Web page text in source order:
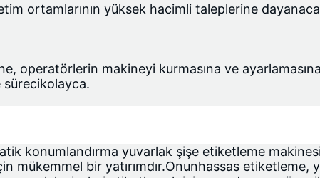
ortamlarının yüksek hacimli taleplerine
operatörlerin makineyi kurmasına ve
sürecikolayca.
konumlandırma yuvarlak şişe etiketleme
mükemmel bir yatırımdır.Onunhassas etiketleme,